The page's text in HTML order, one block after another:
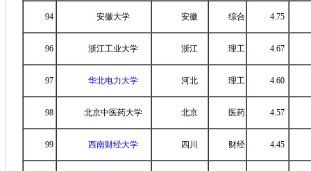
94 安徽大学 安徽 综合 4.75
96 浙江工业大学 浙江 理工 4.67
97 华北电力大学 河北 理工 4.60
98 北京中医药大学 北京 医药 4.57
99 西南财经大学 四川 财经 4.45